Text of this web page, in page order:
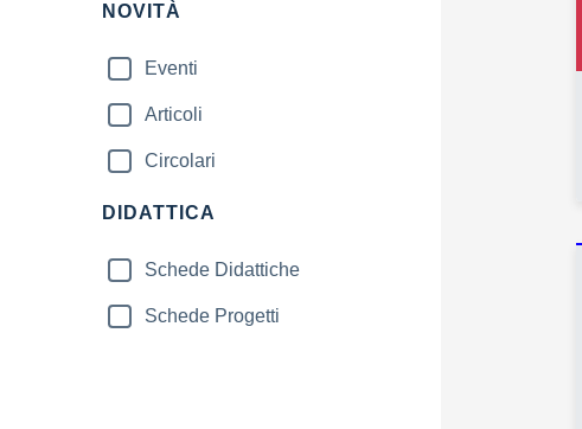
NOVITÀ
Eventi
Articoli
Circolari
DIDATTICA
Schede Didattiche
Schede Progetti